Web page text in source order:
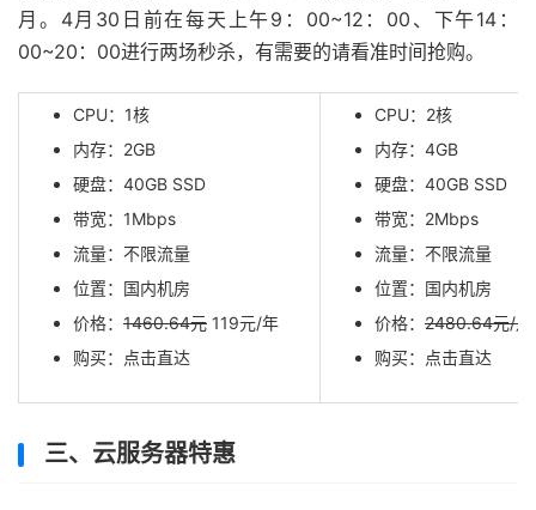
月。4月30日前在每天上午9：00~12：00、下午14：
00~20：00进行两场秒杀，有需要的请看准时间抢购。
CPU：1核
内存：2GB
硬盘：40GB SSD
带宽：1Mbps
流量：不限流量
位置：国内机房
价格： 1460.64元 119元/年
购买：点击直达
CPU：2核
内存：4GB
硬盘：40GB SSD
带宽：2Mbps
流量：不限流量
位置：国内机房
价格： 2480.64元/月
购买：点击直达
三、云服务器特惠